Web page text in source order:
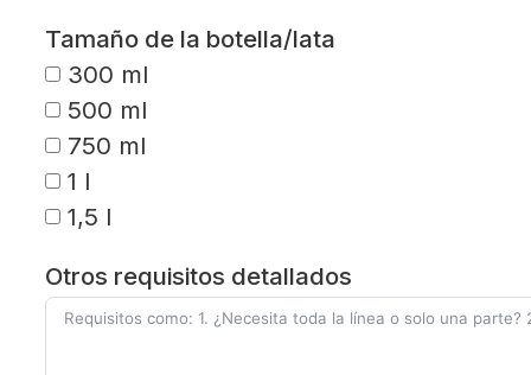
Tamaño de la botella/lata
300 ml
500 ml
750 ml
1 l
1,5 l
Otros requisitos detallados